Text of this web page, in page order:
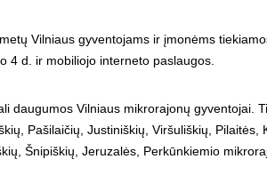
Vilniaus gyventojams ir įmonėms
4 d. ir mobiliojo interneto paslaugos.
daugumos Vilniaus mikrorajonų gyventojai.
Pašilaičių, Justiniškių, Viršuliškių, Pilaitės,
Šnipiškių, Jeruzalės, Perkūnkiemio